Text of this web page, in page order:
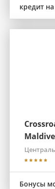
кредит
Бонусы